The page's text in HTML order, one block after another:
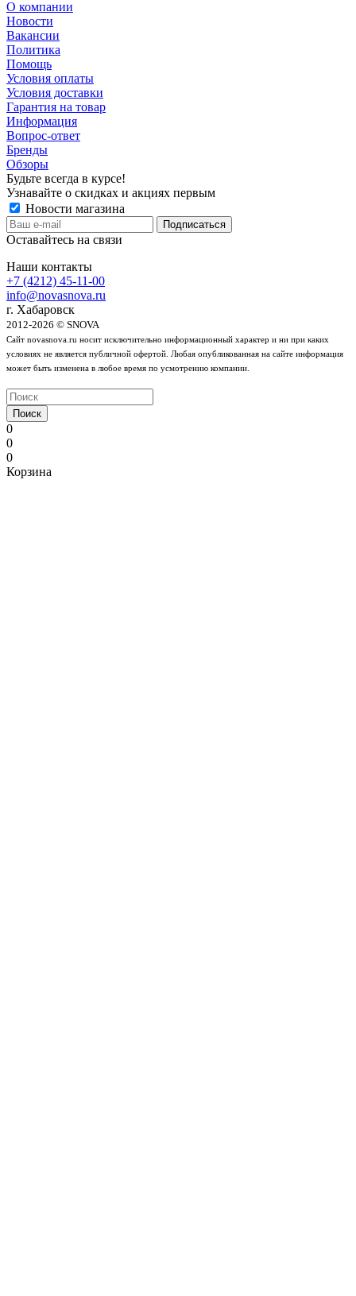
О компании
Новости
Вакансии
Политика
Помощь
Условия оплаты
Условия доставки
Гарантия на товар
Информация
Вопрос-ответ
Бренды
Обзоры
Будьте всегда в курсе!
Узнавайте о скидках и акциях первым
Новости магазина
Оставайтесь на связи
Наши контакты
+7 (4212) 45-11-00
info@novasnova.ru
г. Хабаровск
2012-2026 © SNOVA
Сайт novasnova.ru носит исключительно информационный характер и ни при каких
условиях не является публичной офертой. Любая опубликованная на сайте информация
может быть изменена в любое время по усмотрению компании.
Поиск
0
0
0
Корзина